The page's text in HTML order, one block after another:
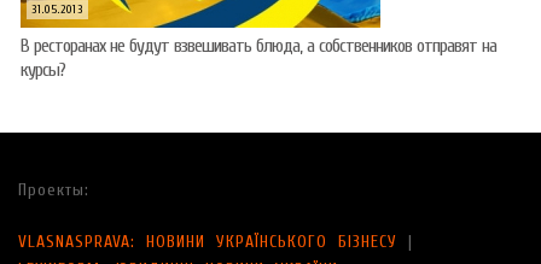
31.05.2013
В ресторанах не будут взвешивать блюда, а собственников отправят на
курсы?
Проекты:
VLASNASPRAVA: НОВИНИ УКРАЇНСЬКОГО БІЗНЕСУ |